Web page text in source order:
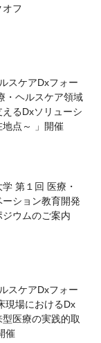
フ
スケアDxフォー
・ヘルスケア領域
るDxソリューシ
地点～ 」開催
第１回 医療・
ション教育開発
ウムのご案内
スケアDxフォー
現場におけるDx
医療の実践的取
催